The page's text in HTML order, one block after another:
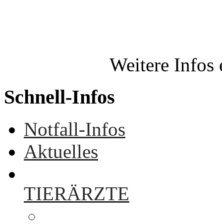
Weitere Infos
Schnell-Infos
Notfall-Infos
Aktuelles
TIERÄRZTE